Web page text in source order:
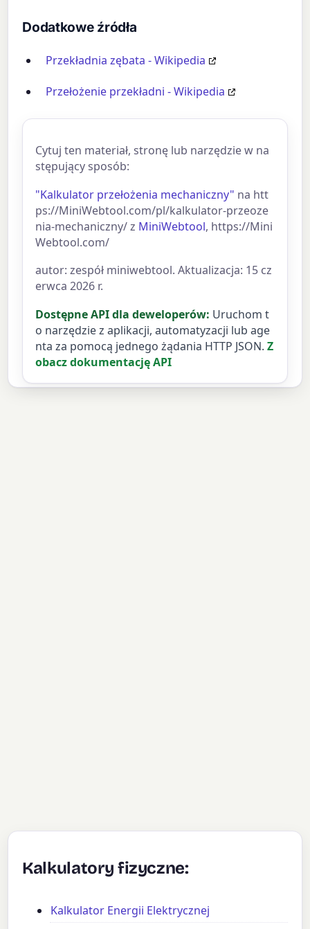
Dodatkowe źródła
Przekładnia zębata - Wikipedia
Przełożenie przekładni - Wikipedia
Cytuj ten materiał, stronę lub narzędzie w na
stępujący sposób:
"Kalkulator przełożenia mechaniczny" na htt
ps://MiniWebtool.com/pl/kalkulator-przeoze
nia-mechaniczny/ z MiniWebtool, https://Mini
Webtool.com/
autor: zespół miniwebtool. Aktualizacja: 15 cz
erwca 2026 r.
Dostępne API dla deweloperów: Uruchom t
o narzędzie z aplikacji, automatyzacji lub age
nta za pomocą jednego żądania HTTP JSON. Z
obacz dokumentację API
Kalkulatory fizyczne:
Kalkulator Energii Elektrycznej